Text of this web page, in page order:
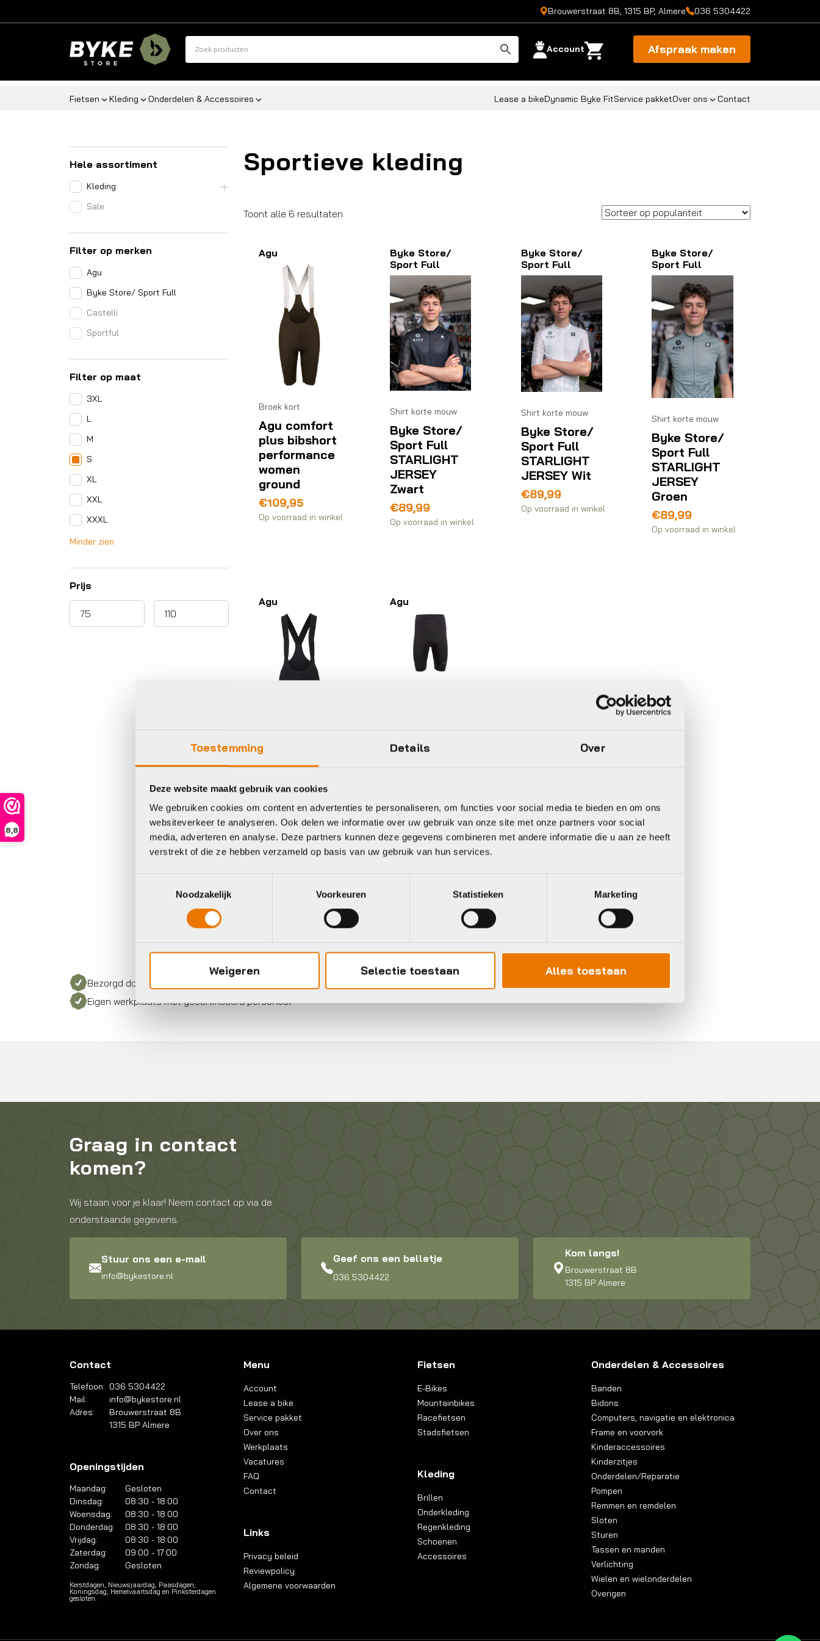
Toestemming Details Over
Deze website maakt gebruik van cookies
We gebruiken cookies om content en advertenties te personaliseren, om functies voor social media te bieden en om ons
websiteverkeer te analyseren. Ook delen we informatie over uw gebruik van onze site met onze partners voor social
media, adverteren en analyse. Deze partners kunnen deze gegevens combineren met andere informatie die u aan ze heeft
verstrekt of die ze hebben verzameld op basis van uw gebruik van hun services.
Noodzakelijk
Voorkeuren Statistieken Marketing
Weigeren Selectie toestaan Alles toestaan
8,8
Brouwerstraat 8B, 1315 BP, Almere 036 5304422
Account Afspraak maken
Fietsen Kleding Onderdelen & Accessoires Lease a bikeDynamic Byke FitService pakketOver ons Contact
Hele assortiment
Kleding
Sale
Filter op merken
Agu
Byke Store/ Sport Full
Castelli
Sportful
Filter op maat
3XL
L
M
S
XL
XXL
XXXL
Minder zien
Prijs
Sportieve kleding
Toont alle 6 resultaten
populariteit
Agu
Broek kort
Agu comfort
plus bibshort
performance
women
ground
€109,95
Op voorraad in winkel
Byke Store/
Sport Full
Shirt korte mouw
Byke Store/
Sport Full
STARLIGHT
JERSEY
Zwart
€89,99
Op voorraad in winkel
Byke Store/
Sport Full
Shirt korte mouw
Byke Store/
Sport Full
STARLIGHT
JERSEY Wit
€89,99
Op voorraad in winkel
Byke Store/
Sport Full
Shirt korte mouw
Byke Store/
Sport Full
STARLIGHT
JERSEY
Groen
€89,99
Op voorraad in winkel
Agu
Broek kort
plus bibshort
performance
women
€110,00
Op voorraad in winkel
Agu
€75,00
Op voorraad in winkel
Bezorgd door heel Nederland
Eigen werkplaats met gecertificeerd personeel
Graag in contact
komen?
Wij staan voor je klaar! Neem contact op via de
onderstaande gegevens.
Stuur ons een e-mail
info@bykestore.nl
Geef ons een belletje
036 5304422
Kom langs!
Brouwerstraat 8B
1315 BP Almere
Contact
Telefoon: 036 5304422
Mail:
info@bykestore.nl
Adres:
Brouwerstraat 8B
1315 BP Almere
Openingstijden
Maandag:
Gesloten
Dinsdag:
08:30 - 18:00
Woensdag:
08:30 - 18:00
Donderdag:
08:30 - 18:00
Vrijdag:
08:30 - 18:00
Zaterdag:
09:00 - 17:00
Zondag:
Gesloten
Kerstdagen, Nieuwsjaardag, Paasdagen,
Koningsdag, Hemelvaartsdag en Pinksterdagen
gesloten.
Menu
Account
Lease a bike
Service pakket
Over ons
Werkplaats
Vacatures
FAQ
Contact
Links
Privacy beleid
Reviewpolicy
Algemene voorwaarden
Fietsen
E-Bikes
Mountainbikes
Racefietsen
Stadsfietsen
Kleding
Brillen
Onderkleding
Regenkleding
Schoenen
Accessoires
Onderdelen & Accessoires
Banden
Bidons
Computers, navigatie en elektronica
Frame en voorvork
Kinderaccessoires
Kinderzitjes
Onderdelen/Reparatie
Pompen
Remmen en remdelen
Sloten
Sturen
Tassen en manden
Verlichting
Wielen en wielonderdelen
Overigen